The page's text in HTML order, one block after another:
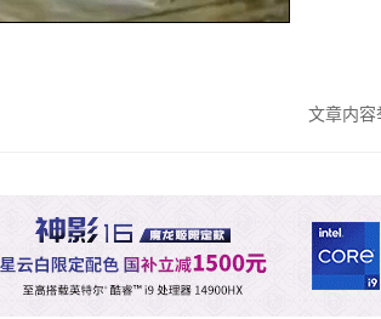
文章内容